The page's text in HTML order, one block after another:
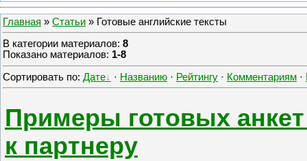
Главная » Статьи » Готовые английские тексты
В категории материалов: 8
Показано материалов: 1-8
Сортировать по: Дате · Названию · Рейтингу · Комментариям ·
Примеры готовых
к партнеру